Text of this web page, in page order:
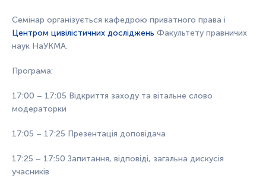
Семінар організується кафедрою приватного права і
Центром цивілістичних досліджень Факультету правничих
наук НаУКМА.
Програма:
17:00 – 17:05 Відкриття заходу та вітальне слово
модераторки
17:05 – 17:25 Презентація доповідача
17:25 – 17:50 Запитання, відповіді, загальна дискусія
учасників